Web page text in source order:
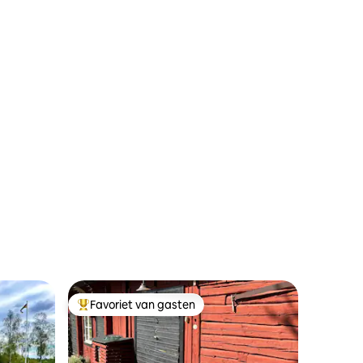
Topfavoriet van gasten
Favoriet van gasten